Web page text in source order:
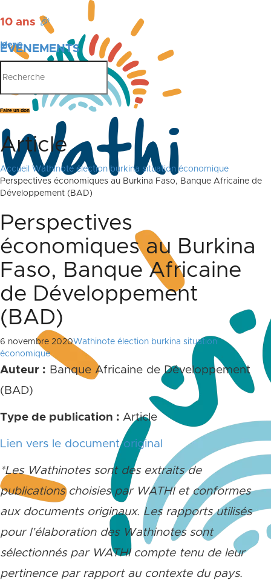
10 ans 🎉
ÉVÉNEMENTS
PUBLICATIONS
Menu
Faire un don
Article
Accueil
Wathinote élection burkina situation économique
Perspectives économiques au Burkina Faso, Banque Africaine de
Développement (BAD)
Perspectives
économiques au Burkina
Faso, Banque Africaine
de Développement
(BAD)
6 novembre 2020Wathinote élection burkina situation
économique
Auteur : Banque Africaine de Développement
(BAD)
Type de publication : Article
Lien vers le document original
*Les Wathinotes sont des extraits de
publications choisies par WATHI et conformes
aux documents originaux. Les rapports utilisés
pour l’élaboration des Wathinotes sont
sélectionnés par WATHI compte tenu de leur
pertinence par rapport au contexte du pays.